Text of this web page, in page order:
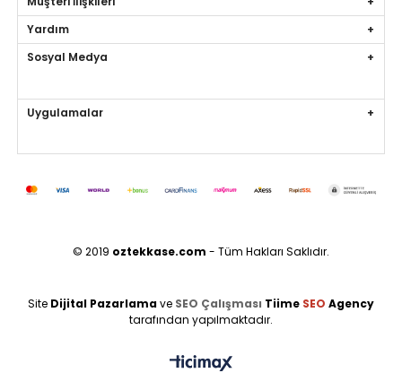
Yardım
Sosyal Medya
Uygulamalar
© 2019 oztekkase.com - Tüm Hakları Saklıdır.
Site Dijital Pazarlamave SEO Çalışması Tiime SEO Agency
tarafından yapılmaktadır.